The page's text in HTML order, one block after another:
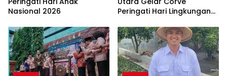
Nasional 2026
Peringati Hari Lingkungan